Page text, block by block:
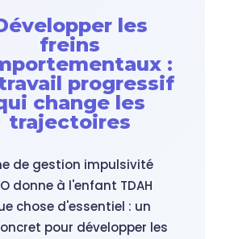
les
freins
:
progressif
change les
trajectoires
de gestion impulsivité
donne à l'enfant TDAH
chose d'essentiel : un
pour développer les